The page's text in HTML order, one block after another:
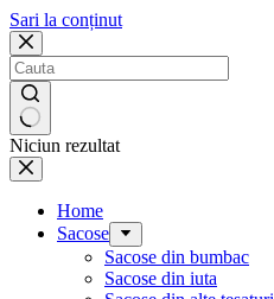
Sari la conținut
Niciun rezultat
Home
Sacose
Sacose din bumbac
Sacose din iuta